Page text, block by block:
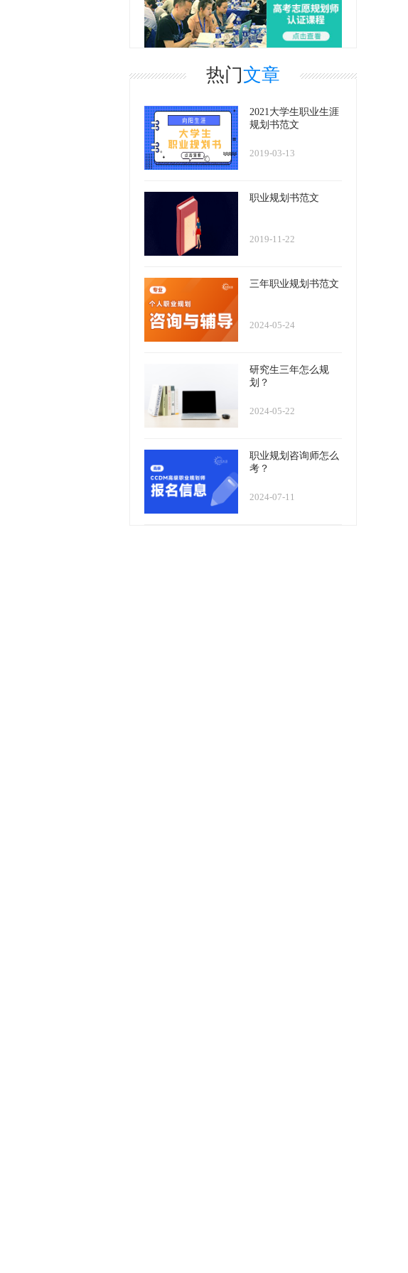
热门文章
2021大学生职业生涯
规划书范文
2019-03-13
职业规划书范文
2019-11-22
三年职业规划书范文
2024-05-24
研究生三年怎么规
划？
2024-05-22
职业规划咨询师怎么
考？
2024-07-11